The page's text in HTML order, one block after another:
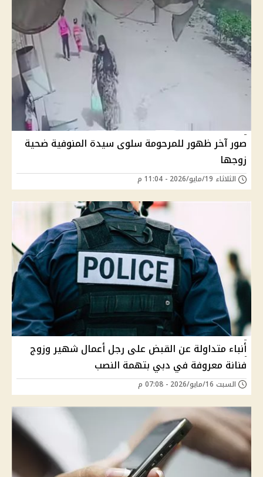
صور آخر ظهور للمرحومة سلوى سيدة المنوفية ضحية
زوجها
الثلاثاء 19/مايو/2026 - 11:04 م
أنباء متداولة عن القبض على رجل أعمال شهير وزوج
فنانة معروفة في دبي بتهمة النصب
السبت 16/مايو/2026 - 07:08 م